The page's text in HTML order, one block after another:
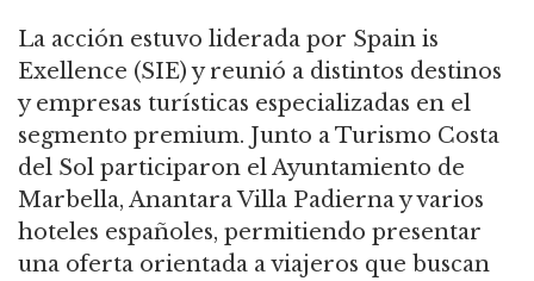
La acción estuvo liderada por Spain is
Exellence (SIE) y reunió a distintos destinos
y empresas turísticas especializadas en el
segmento premium. Junto a Turismo Costa
del Sol participaron el Ayuntamiento de
Marbella, Anantara Villa Padierna y varios
hoteles españoles, permitiendo presentar
una oferta orientada a viajeros que buscan